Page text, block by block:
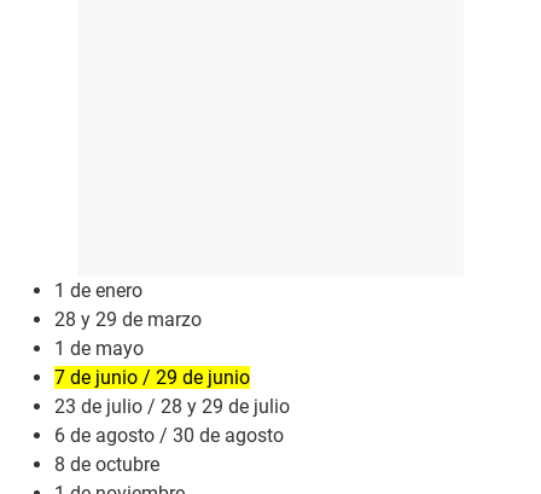
1 de enero
28 y 29 de marzo
1 de mayo
7 de junio / 29 de junio
23 de julio / 28 y 29 de julio
6 de agosto / 30 de agosto
8 de octubre